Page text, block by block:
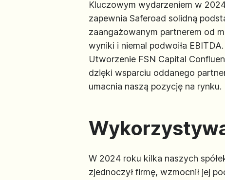
Kluczowym wydarzeniem w
zapewnia Saferoad solidną
zaangażowanym partnerem od
wyniki i niemal podwoiła EBITDA.
Utworzenie FSN Capital
dzięki wsparciu oddanego
umacnia naszą pozycję na rynku.
W 2024 roku kilka naszych
zjednoczył firmę, wzmocnił jej